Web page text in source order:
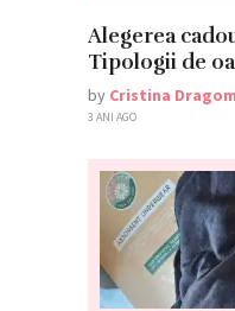
Alegerea
Tipologii de
by Cristina
3 ANI AGO